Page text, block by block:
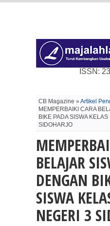
ISSN:
CB Magazine » Artikel
MEMPERBAIKI CARA
BIKE PADA SISWA
SIDOHARJO
BELAJAR
DENGAN
SISWA
NEGERI 3